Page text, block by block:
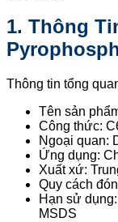
1. Thông
Thông tin tổng
Tên sản
Công thức:
Ngoại quan:
Ứng dụng:
Xuất xứ:
Quy cách
Hạn sử
MSDS